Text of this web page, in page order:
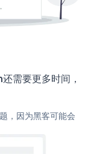
需要更多时间，
，因为黑客可能会